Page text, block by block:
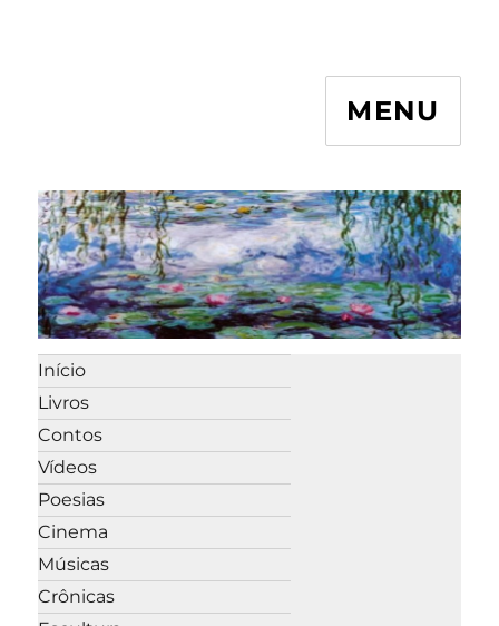
MENU
Início
Livros
Contos
Vídeos
Poesias
Cinema
Músicas
Crônicas